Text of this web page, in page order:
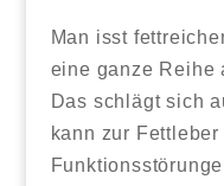
Man isst
eine ganze Reihe
Das schlägt sich
kann zur